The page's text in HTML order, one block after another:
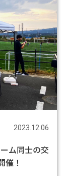
2023.12.06
ム同士の交
！